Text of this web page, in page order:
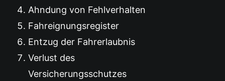
Ahndung von Fehlverhalten
Fahreignungsregister
Entzug der Fahrerlaubnis
Verlust des
Versicherungsschutzes